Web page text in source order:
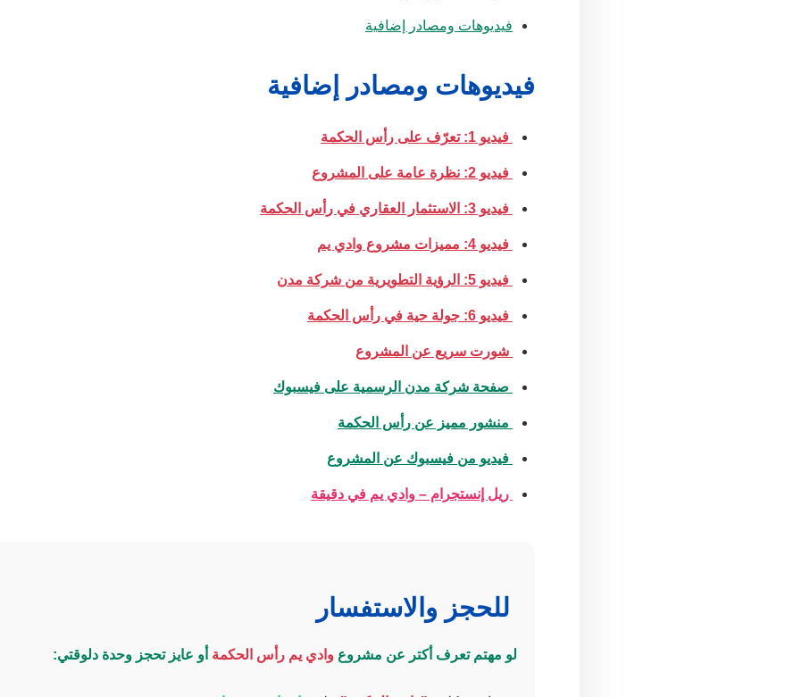
فيديوهات ومصادر إضافية
فيديوهات ومصادر إضافية
فيديو 1: تعرّف على رأس الحكمة
فيديو 2: نظرة عامة على المشروع
فيديو 3: الاستثمار العقاري في رأس الحكمة
فيديو 4: مميزات مشروع وادي يم
فيديو 5: الرؤية التطويرية من شركة مدن
فيديو 6: جولة حية في رأس الحكمة
شورت سريع عن المشروع
صفحة شركة مدن الرسمية على فيسبوك
منشور مميز عن رأس الحكمة
فيديو من فيسبوك عن المشروع
ريل إنستجرام – وادي يم في دقيقة
للحجز والاستفسار
لو مهتم تعرف أكتر عن مشروع وادي يم رأس الحكمة أو عايز تحجز وحدة دلوقتي: